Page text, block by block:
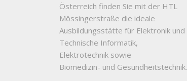
Österreich finden Sie mit der HTL
Mössingerstraße die ideale
Ausbildungsstätte für Elektronik und
Technische Informatik,
Elektrotechnik sowie
Biomedizin- und Gesundheitstechnik.